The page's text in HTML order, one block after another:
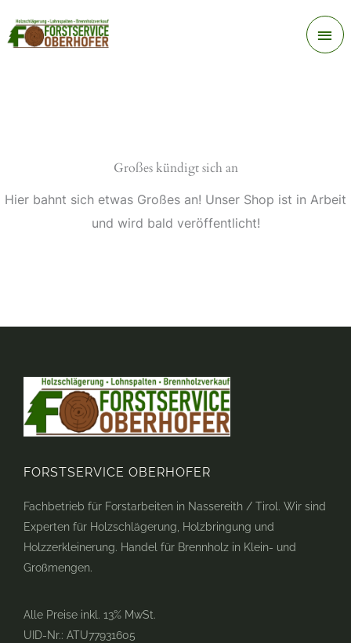
Inhalt
Großes kündigt sich an
Hier bahnt sich etwas Großes an! Unser Shop ist in Arbeit
und wird bald veröffentlicht!
FORSTSERVICE OBERHOFER
Fachbetrieb für Forstarbeiten in Nassereith / Tirol. Wir sind
Experten für Holzschlägerung, Holzbringung und
Holzzerkleinerung. Handel für Brennholz in Klein- und
Großmengen.
Alle Preise inkl. 13% MwSt.
UID-Nr.: ATU77931605